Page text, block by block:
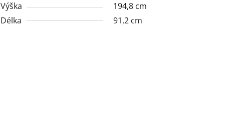
Výška
194,8 cm
Délka
91,2 cm